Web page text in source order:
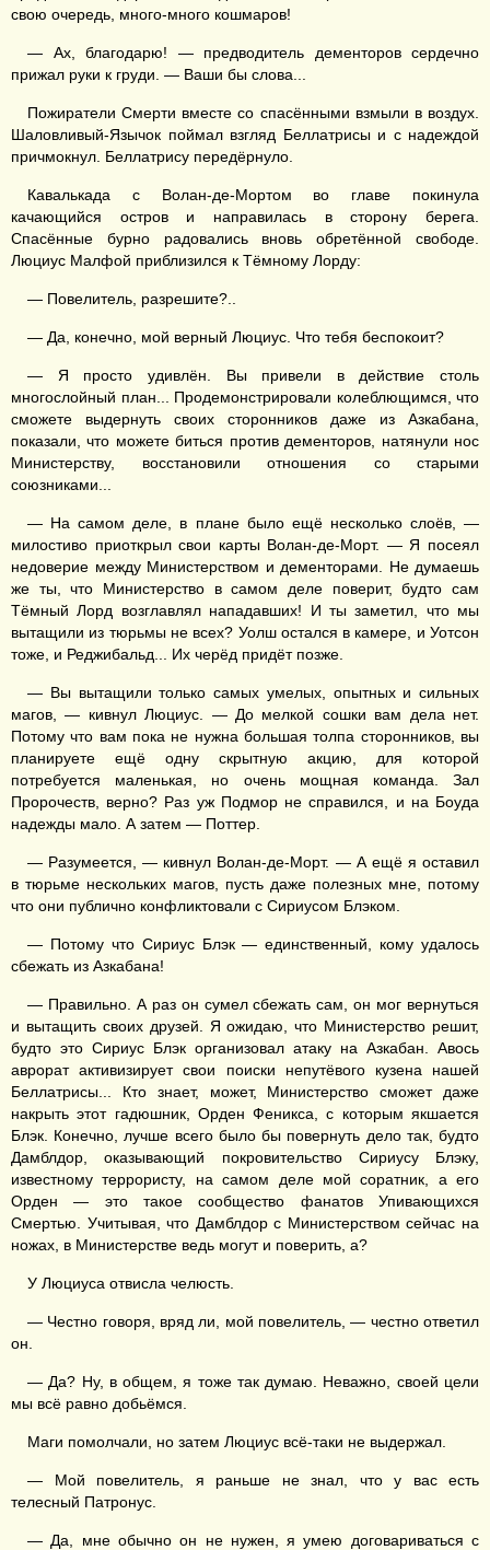
свою очередь, много-много кошмаров!
— Ах, благодарю! — предводитель дементоров сердечно
прижал руки к груди. — Ваши бы слова...
Пожиратели Смерти вместе со спасёнными взмыли в воздух.
Шаловливый-Язычок поймал взгляд Беллатрисы и с надеждой
причмокнул. Беллатрису передёрнуло.
Кавалькада с Волан-де-Мортом во главе покинула
качающийся остров и направилась в сторону берега.
Спасённые бурно радовались вновь обретённой свободе.
Люциус Малфой приблизился к Тёмному Лорду:
— Повелитель, разрешите?..
— Да, конечно, мой верный Люциус. Что тебя беспокоит?
— Я просто удивлён. Вы привели в действие столь
многослойный план... Продемонстрировали колеблющимся, что
сможете выдернуть своих сторонников даже из Азкабана,
показали, что можете биться против дементоров, натянули нос
Министерству, восстановили отношения со старыми
союзниками...
— На самом деле, в плане было ещё несколько слоёв, —
милостиво приоткрыл свои карты Волан-де-Морт. — Я посеял
недоверие между Министерством и дементорами. Не думаешь
же ты, что Министерство в самом деле поверит, будто сам
Тёмный Лорд возглавлял нападавших! И ты заметил, что мы
вытащили из тюрьмы не всех? Уолш остался в камере, и Уотсон
тоже, и Реджибальд... Их черёд придёт позже.
— Вы вытащили только самых умелых, опытных и сильных
магов, — кивнул Люциус. — До мелкой сошки вам дела нет.
Потому что вам пока не нужна большая толпа сторонников, вы
планируете ещё одну скрытную акцию, для которой
потребуется маленькая, но очень мощная команда. Зал
Пророчеств, верно? Раз уж Подмор не справился, и на Боуда
надежды мало. А затем — Поттер.
— Разумеется, — кивнул Волан-де-Морт. — А ещё я оставил
в тюрьме нескольких магов, пусть даже полезных мне, потому
что они публично конфликтовали с Сириусом Блэком.
— Потому что Сириус Блэк — единственный, кому удалось
сбежать из Азкабана!
— Правильно. А раз он сумел сбежать сам, он мог вернуться
и вытащить своих друзей. Я ожидаю, что Министерство решит,
будто это Сириус Блэк организовал атаку на Азкабан. Авось
аврорат активизирует свои поиски непутёвого кузена нашей
Беллатрисы... Кто знает, может, Министерство сможет даже
накрыть этот гадюшник, Орден Феникса, с которым якшается
Блэк. Конечно, лучше всего было бы повернуть дело так, будто
Дамблдор, оказывающий покровительство Сириусу Блэку,
известному террористу, на самом деле мой соратник, а его
Орден — это такое сообщество фанатов Упивающихся
Смертью. Учитывая, что Дамблдор с Министерством сейчас на
ножах, в Министерстве ведь могут и поверить, а?
У Люциуса отвисла челюсть.
— Честно говоря, вряд ли, мой повелитель, — честно ответил
он.
— Да? Ну, в общем, я тоже так думаю. Неважно, своей цели
мы всё равно добьёмся.
Маги помолчали, но затем Люциус всё-таки не выдержал.
— Мой повелитель, я раньше не знал, что у вас есть
телесный Патронус.
— Да, мне обычно он не нужен, я умею договариваться с